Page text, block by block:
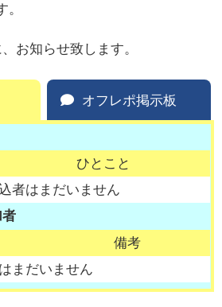
お知らせ致します。
オフレポ掲示板
ひとこと
者はまだいません
備考
まだいません